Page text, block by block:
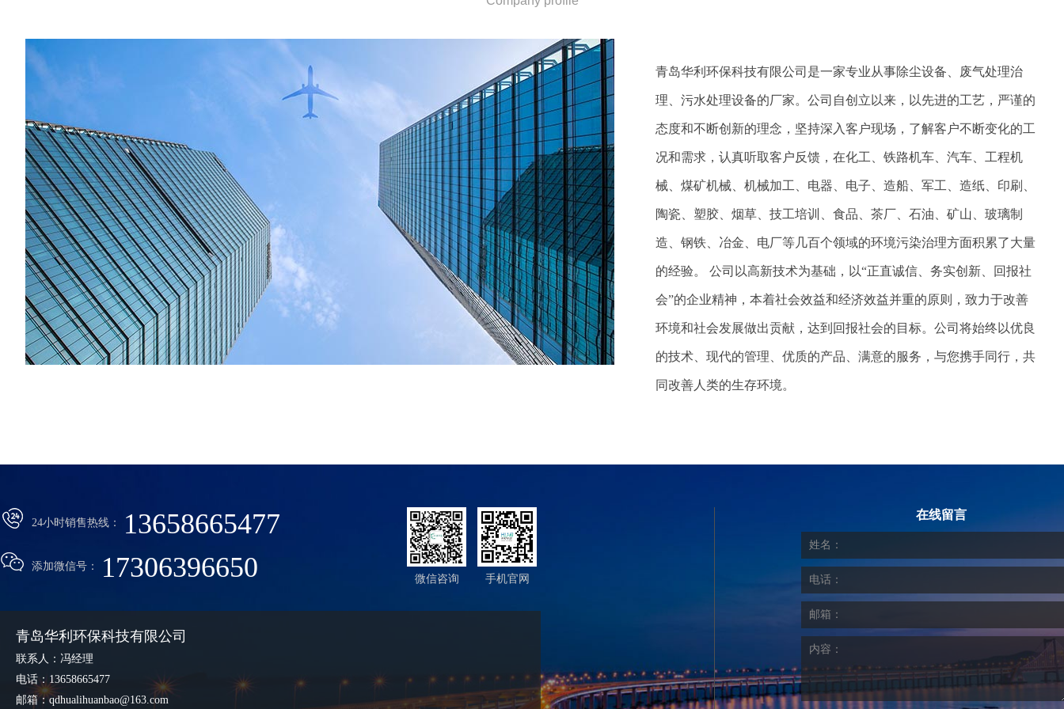
青岛华利环保科技有限公司是一家专业从事除尘设备、废气处理治
理、污水处理设备的厂家。公司自创立以来，以先进的工艺，严谨的
态度和不断创新的理念，坚持深入客户现场，了解客户不断变化的工
况和需求，认真听取客户反馈，在化工、铁路机车、汽车、工程机
械、煤矿机械、机械加工、电器、电子、造船、军工、造纸、印刷、
陶瓷、塑胶、烟草、技工培训、食品、茶厂、石油、矿山、玻璃制
造、钢铁、冶金、电厂等几百个领域的环境污染治理方面积累了大量
的经验。 公司以高新技术为基础，以“正直诚信、务实创新、回报社
会”的企业精神，本着社会效益和经济效益并重的原则，致力于改善
环境和社会发展做出贡献，达到回报社会的目标。公司将始终以优良
的技术、现代的管理、优质的产品、满意的服务，与您携手同行，共
同改善人类的生存环境。
在线留言
姓名：
电话：
邮箱：
内容：
24小时销售热线： 13658665477
添加微信号： 17306396650 微信咨询 手机官网
青岛华利环保科技有限公司
联系人：冯经理
电话：13658665477
邮箱：qdhualihuanbao@163.com